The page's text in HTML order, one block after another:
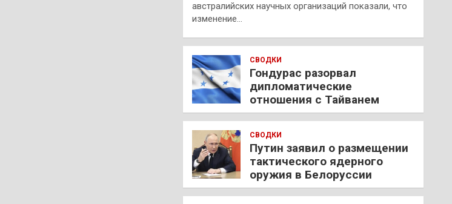
австралийских научных организаций показали, что
изменение…
СВОДКИ
Гондурас разорвал
дипломатические
отношения с Тайванем
СВОДКИ
Путин заявил о размещении
тактического ядерного
оружия в Белоруссии